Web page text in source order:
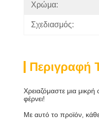
Χρώμα:
Σχεδιασμός:
Περιγραφή
Χρειαζόμαστε μια
φέρνει!
Με αυτό το προϊόν, κάθε